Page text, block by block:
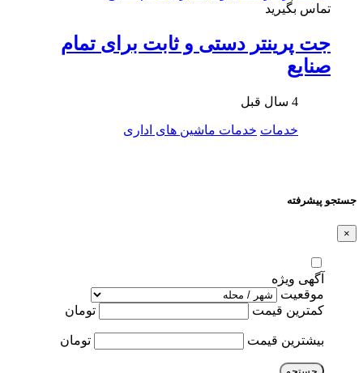
تماس بگیرید
جت پرینتر دستی و ثابت برای تمام
صنایع
4 سال قبل
خدمات خدمات ماشین های اداری
جستجو پیشرفته
×
آگهی ویژه
موقعیت
کمترین قیمت
تومان
بیشترین قیمت تومان